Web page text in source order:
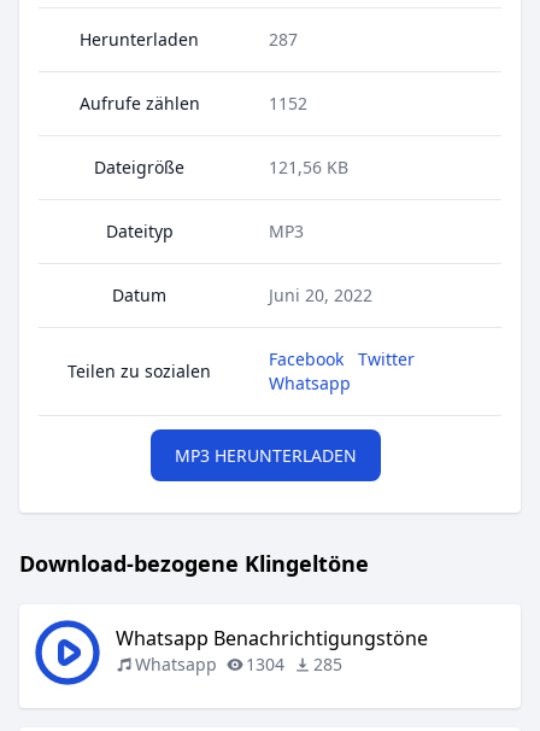
Herunterladen 287
Aufrufe zählen 1152
Dateigröße 121,56 KB
Dateityp MP3
Datum Juni 20, 2022
Teilen zu sozialen
Facebook
Twitter
Whatsapp
MP3 HERUNTERLADEN
Download-bezogene Klingeltöne
Whatsapp Benachrichtigungstöne
Whatsapp 1304 285